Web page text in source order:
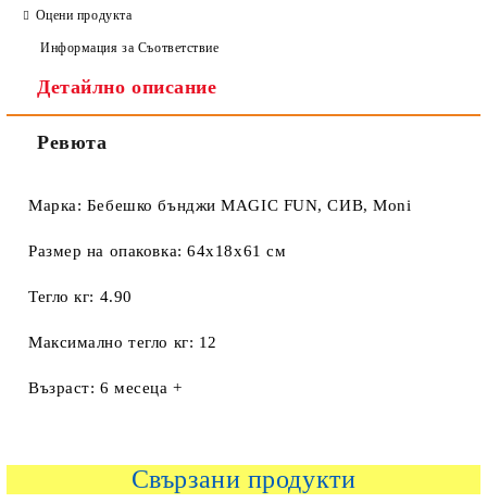
Оцени продукта
Информация за Съответствие
Детайлно описание
Ревюта
Марка: Бебешко бънджи MAGIC FUN, СИВ, Moni
Размер на опаковка: 64x18x61 см
Тегло кг: 4.90
Максимално тегло кг: 12
Възраст: 6 месеца +
Свързани продукти